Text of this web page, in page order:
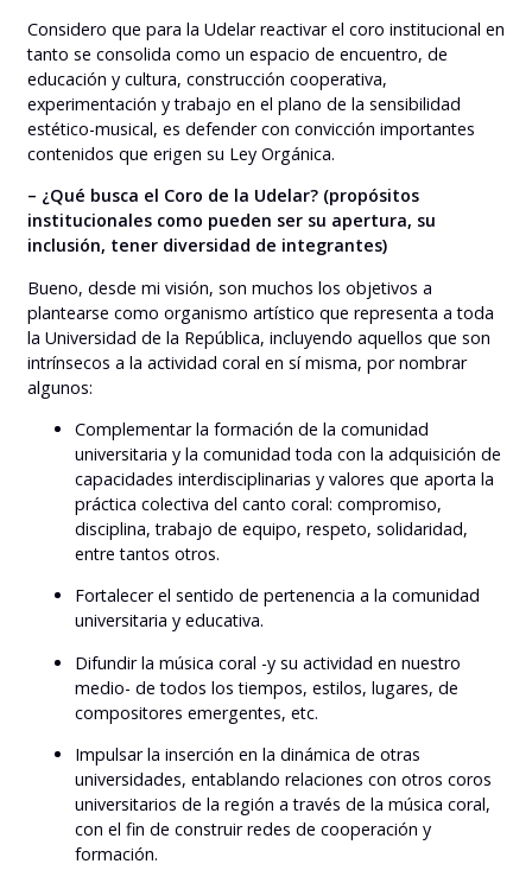
Considero que para la Udelar reactivar el coro institucional en
tanto se consolida como un espacio de encuentro, de
educación y cultura, construcción cooperativa,
experimentación y trabajo en el plano de la sensibilidad
estético-musical, es defender con convicción importantes
contenidos que erigen su Ley Orgánica.
– ¿Qué busca el Coro de la Udelar? (propósitos
institucionales como pueden ser su apertura, su
inclusión, tener diversidad de integrantes)
Bueno, desde mi visión, son muchos los objetivos a
plantearse como organismo artístico que representa a toda
la Universidad de la República, incluyendo aquellos que son
intrínsecos a la actividad coral en sí misma, por nombrar
algunos:
Complementar la formación de la comunidad
universitaria y la comunidad toda con la adquisición de
capacidades interdisciplinarias y valores que aporta la
práctica colectiva del canto coral: compromiso,
disciplina, trabajo de equipo, respeto, solidaridad,
entre tantos otros.
Fortalecer el sentido de pertenencia a la comunidad
universitaria y educativa.
Difundir la música coral -y su actividad en nuestro
medio- de todos los tiempos, estilos, lugares, de
compositores emergentes, etc.
Impulsar la inserción en la dinámica de otras
universidades, entablando relaciones con otros coros
universitarios de la región a través de la música coral,
con el fin de construir redes de cooperación y
formación.